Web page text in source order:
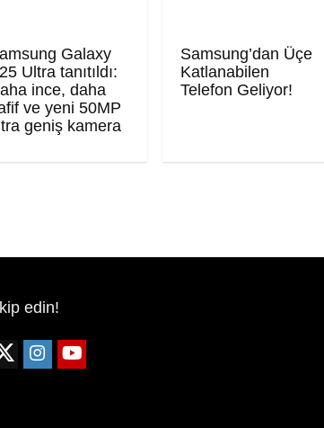
Galaxy
Ultra tanıtıldı:
ince, daha
ve yeni 50MP
geniş kamera
Samsung’dan Üçe
Katlanabilen
Telefon Geliyor!
edin!